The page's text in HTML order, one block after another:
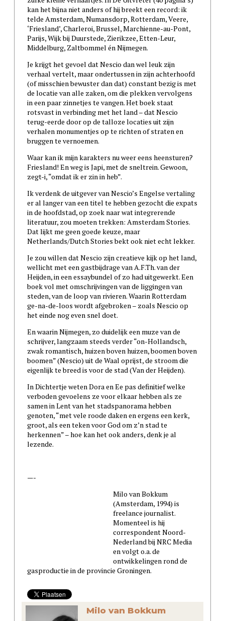
kan het bijna niet anders of hij breekt een record: ik
telde Amsterdam, Numansdorp, Rotterdam, Veere,
‘Friesland’, Charleroi, Brussel, Marchienne-au-Pont,
Parijs, Wijk bij Duurstede, Zierikzee, Etten-Leur,
Middelburg, Zaltbommel én Nijmegen.
Je krijgt het gevoel dat Nescio dan wel leuk zijn
verhaal vertelt, maar ondertussen in zijn achterhoofd
(of misschien bewuster dan dat) constant bezig is met
de locatie van alle zaken, om die plekken vervolgens
in een paar zinnetjes te vangen. Het boek staat
rotsvast in verbinding met het land – dat Nescio
terug-eerde door op de talloze locaties uit zijn
verhalen monumentjes op te richten of straten en
bruggen te vernoemen.
Waar kan ik mijn karakters nu weer eens heensturen?
Friesland! En weg is Japi, met de sneltrein. Gewoon,
zegt-i, “omdat ik er zin in heb”.
Ik verdenk de uitgever van Nescio’s Engelse vertaling
er al langer van een titel te hebben gezocht die expats
in de hoofdstad, op zoek naar wat integrerende
literatuur, zou moeten trekken: Amsterdam Stories.
Dat lijkt me geen goede keuze, maar
Netherlands/Dutch Stories bekt ook niet echt lekker.
Je zou willen dat Nescio zijn creatieve kijk op het land,
wellicht met een gastbijdrage van A.F.Th. van der
Heijden, in een essaybundel of zo had uitgewerkt. Een
boek vol met omschrijvingen van de liggingen van
steden, van de loop van rivieren. Waarin Rotterdam
ge-na-de-loos wordt afgebroken – zoals Nescio op
het einde nog even snel doet.
En waarin Nijmegen, zo duidelijk een muze van de
schrijver, langzaam steeds verder “on-Hollandsch,
zwak romantisch, huizen boven huizen, boomen boven
boomen” (Nescio) uit de Waal oprijst, de stroom die
eigenlijk te breed is voor de stad (Van der Heijden).
In Dichtertje weten Dora en Ee pas definitief welke
verboden gevoelens ze voor elkaar hebben als ze
samen in Lent van het stadspanorama hebben
genoten, “met vele roode daken en ergens een kerk,
groot, als een teken voor God om z’n stad te
herkennen” – hoe kan het ook anders, denk je al
lezende.
—-
Milo van Bokkum
(Amsterdam, 1994) is
freelance journalist.
Momenteel is hij
correspondent Noord-
Nederland bij NRC Media
en volgt o.a. de
ontwikkelingen rond de
gasproductie in de provincie Groningen.
Milo van Bokkum